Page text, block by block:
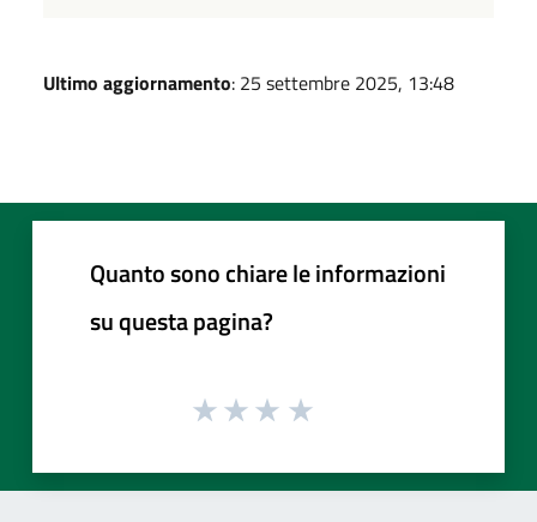
Ultimo aggiornamento: 25 settembre 2025, 13:48
Quanto sono chiare le informazioni
su questa pagina?